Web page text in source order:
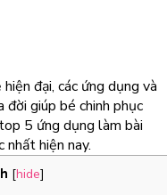
đại, các ứng dụng và
giúp bé chinh phục
5 ứng dụng làm bài
nhất hiện nay.
[hide]